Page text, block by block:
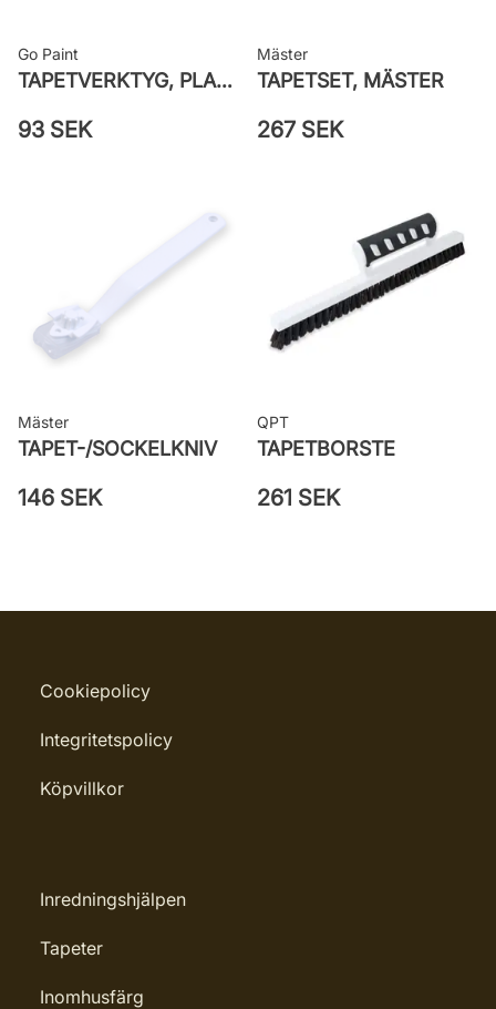
Go Paint
TAPETVERKTYG, PLAST GO PAINT
93 SEK
Mäster
TAPETSET, MÄSTER
267 SEK
Mäster
TAPET-/SOCKELKNIV
146 SEK
QPT
TAPETBORSTE
261 SEK
Cookiepolicy
Integritetspolicy
Köpvillkor
Inredningshjälpen
Tapeter
Inomhusfärg